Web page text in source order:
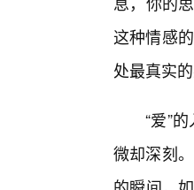
这种情感
处最真实的
“爱”
微却深刻